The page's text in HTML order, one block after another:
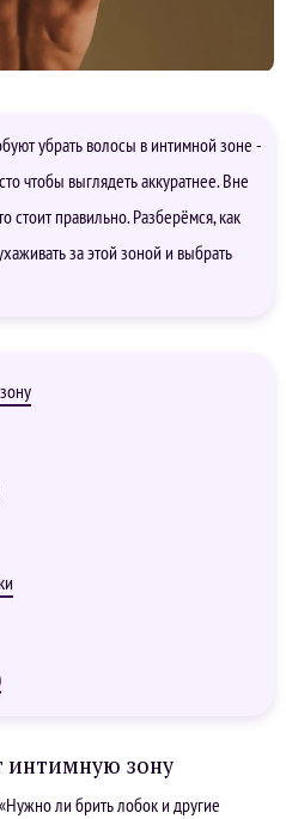
убрать волосы в интимной зоне -
чтобы выглядеть аккуратнее. Вне
стоит правильно. Разберёмся, как
за этой зоной и выбрать
зону
ли брить лобок и другие